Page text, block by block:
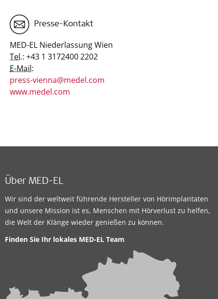
Presse-Kontakt
MED-EL Niederlassung Wien
Tel.: +43 1 3172400 2202
E-Mail:
press-vienna@medel.com
www.medel.com
Über MED-EL
Wir sind der weltweit führende Hersteller von Hörimplantaten
und unsere Mission ist es, Menschen mit Hörverlust zu helfen,
die Welt der Klänge wieder genießen zu können.
Finden Sie Ihr lokales MED-EL Team